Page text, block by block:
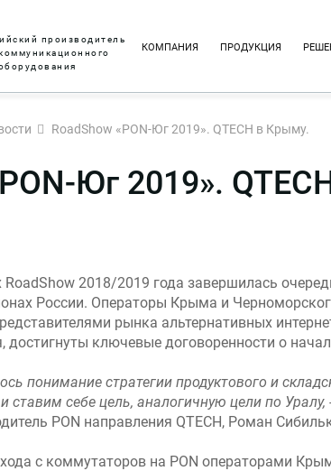
производитель
КОМПАНИЯ ПРОДУКЦИЯ
RoadShow «PON-Юг 2019». QTECH в Крыму.
Юг 2019».
2018/2019 года завершилась
России. Операторы Крыма и
рынка альтернативных
ключевые договоренности о
понимание стратегии продуктового и
ставим себе цель, аналогичную цели по
PON направления QTECH, Роман
с коммутаторов на PON операторами